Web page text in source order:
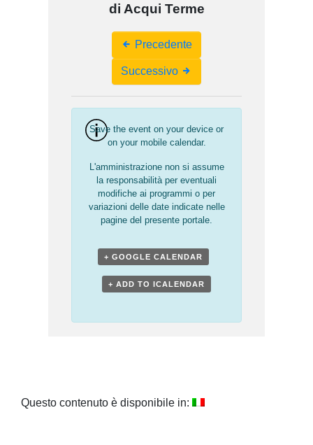
di Acqui Terme
Navigation
Precedente
Successivo
Save the event on your device or
on your mobile calendar.
L'amministrazione non si assume
la responsabilità per eventuali
modifiche ai programmi o per
variazioni delle date indicate nelle
pagine del presente portale.
+ GOOGLE CALENDAR
+ ADD TO ICALENDAR
Questo contenuto è disponibile in: